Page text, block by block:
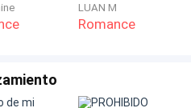
LUAN M
Romance